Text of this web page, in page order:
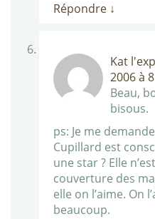
Répondre ↓
Kat
2006 à
Beau,
bisous.
ps: Je me
Cupillard est
une star ? Elle
couverture des
elle on l’aime. On
beaucoup.